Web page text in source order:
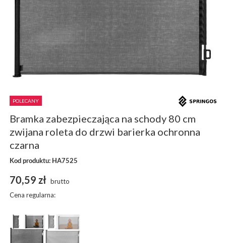
POLECANY
Bramka zabezpieczająca na schody 80 cm
zwijana roleta do drzwi barierka ochronna
czarna
Kod produktu: HA7525
70,59 zł brutto
Cena regularna: